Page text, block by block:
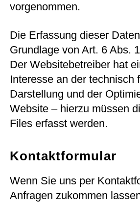
vorgenommen.
Die Erfassung dieser
Grundlage von Art. 6 Abs.
Der Websitebetreiber hat
Interesse an der technisch
Darstellung und der
Website – hierzu müssen
Files erfasst werden.
Kontaktformular
Wenn Sie uns per
Anfragen zukommen